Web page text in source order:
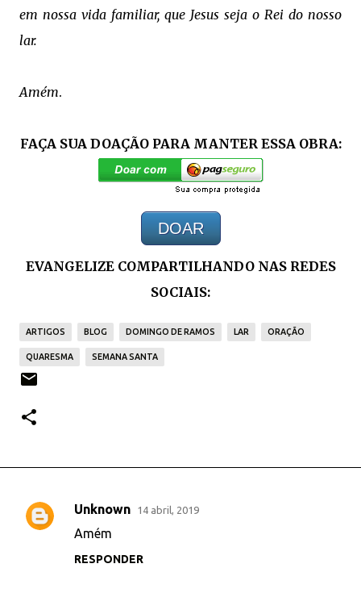
em nossa vida familiar, que Jesus seja o Rei do nosso
lar.
Amém.
FAÇA SUA DOAÇÃO PARA MANTER ESSA OBRA:
DOAR
EVANGELIZE COMPARTILHANDO NAS REDES
SOCIAIS:
ARTIGOS BLOG DOMINGO DE RAMOS LAR ORAÇÃO
QUARESMA SEMANA SANTA
C
Unknown 14 abril, 2019
Amém
RESPONDER